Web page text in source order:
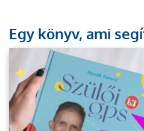
Egy könyv, ami